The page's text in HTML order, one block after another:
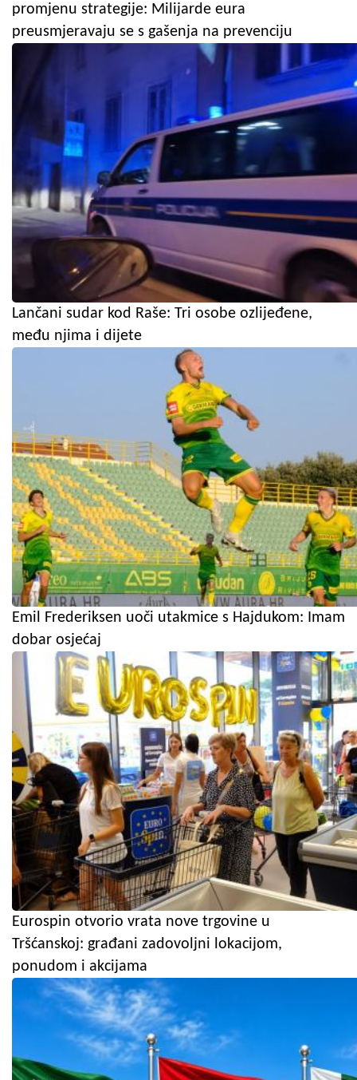
promjenu strategije: Milijarde eura
preusmjeravaju se s gašenja na prevenciju
Lančani sudar kod Raše: Tri osobe ozlijeđene,
među njima i dijete
Emil Frederiksen uoči utakmice s Hajdukom: Imam
dobar osjećaj
Eurospin otvorio vrata nove trgovine u
Tršćanskoj: građani zadovoljni lokacijom,
ponudom i akcijama